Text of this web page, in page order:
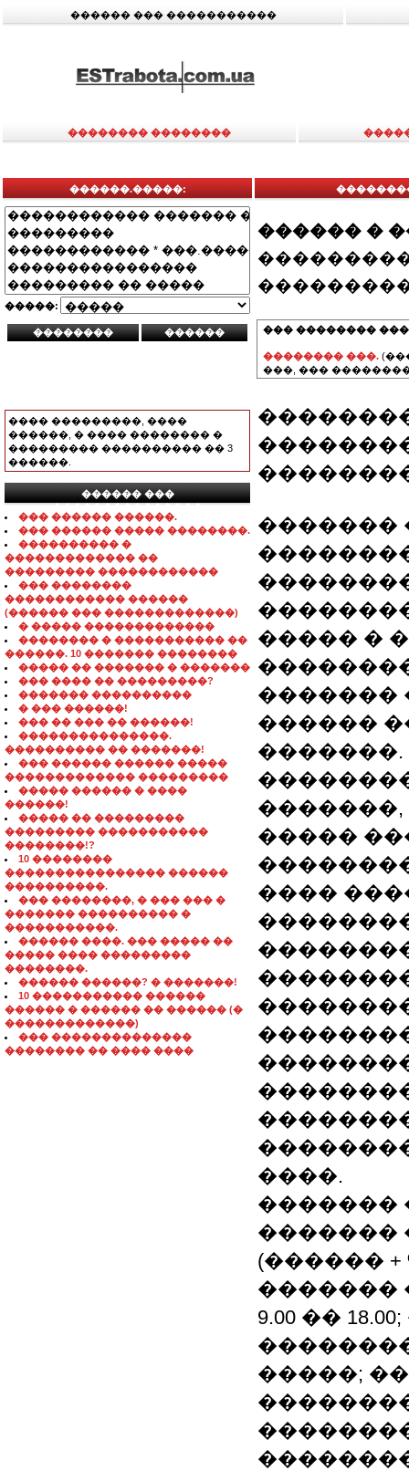
������ ��� �����������
�������� ��������
������.�����:
�����:
���� ���������, ����
������, � ���� �������� �
��������� ���������� �� 3
������.
������ ���
���������������
��� ������ ������.
��� ������ ����� ��������.
���������� �
������������� ��
��������� ������������
��� ��������
������������ ������
(������ ��� �������������)
� ����� �������������
�������� � ����������� ��
������. 10 ������� ��������
����� �� ������� � �������
��� ���� �� ���������?
������� ����������
� ��� ������!
��� �� ��� �� ������!
���������������.
���������� �� �������!
��� ������ ������ �����
������������� ���������
����� ������ � ����
������!
����� �� ���������
��������� �����������
��������!?
10 ��������
���������������� ������
����������.
��� ��������, � ��� ��� �
������� ���������� �
�����������.
������ ����. ��� ����� ��
����� ���� ���������
��������.
������ ������? � �������!
10 ����������� ������
������ � ������ �� ������ (�
�������������)
��� ��������������
�������� �� ���� ����
������ �
��� ��������
�������� ���.
���, ���
�������
����� �
�������
������
�������.
�������,
�����
����
����.
�������
�������
(������ +
�������
9.00 ��
�����;